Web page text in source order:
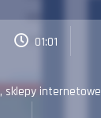
01:01
, sklepy internetowe